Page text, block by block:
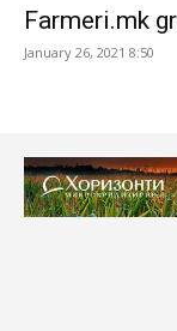
Farmeri.mk
January 26, 2021 8:50